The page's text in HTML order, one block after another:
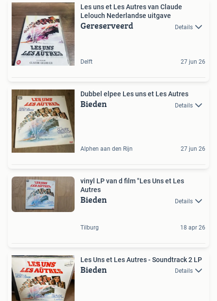
Les uns et Les Autres van Claude
Lelouch Nederlandse uitgave
Gereserveerd Details
Delft 27 jun 26
Dubbel elpee Les uns et Les Autres
Bieden Details
Alphen aan den Rijn 27 jun 26
vinyl LP van d film "Les Uns et Les
Autres
Bieden Details
Tilburg 18 apr 26
Les Uns et Les Autres - Soundtrack 2 LP
Bieden Details